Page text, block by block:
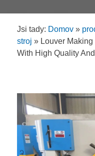
Jsi tady: Domov »
stroj » Louver
With High Quality